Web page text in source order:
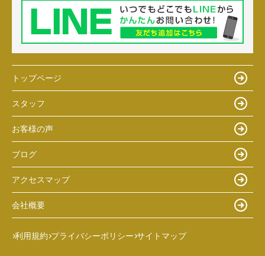
トップページ
スタッフ
お客様の声
ブログ
アクセスマップ
会社概要
利用規約 プライバシーポリシー サイトマップ